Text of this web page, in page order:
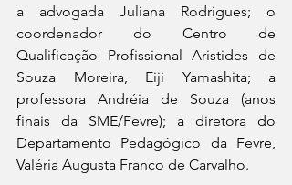
a advogada Juliana Rodrigues; o
coordenador do Centro de
Qualificação Profissional Aristides de
Souza Moreira, Eiji Yamashita; a
professora Andréia de Souza (anos
finais da SME/Fevre); a diretora do
Departamento Pedagógico da Fevre,
Valéria Augusta Franco de Carvalho.